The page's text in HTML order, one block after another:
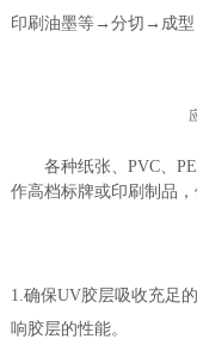
印刷油墨等→分切→成
各种纸张、PVC、
作高档标牌或印刷制品
1.确保UV胶层吸收充足
响胶层的性能。